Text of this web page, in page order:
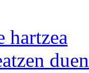
hartzea